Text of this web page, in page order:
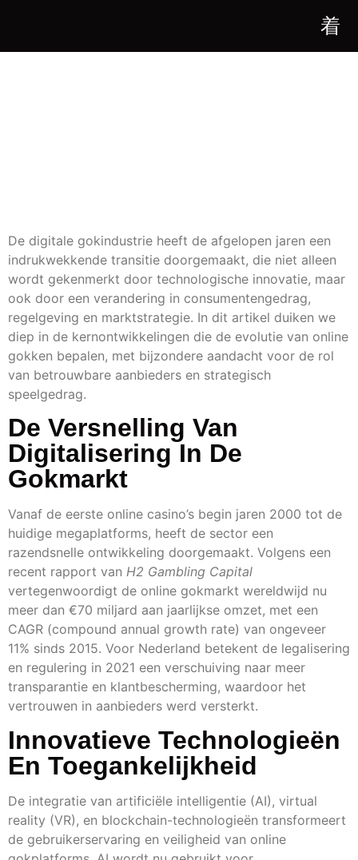
De digitale gokindustrie heeft de afgelopen jaren een
indrukwekkende transitie doorgemaakt, die niet alleen
wordt gekenmerkt door technologische innovatie, maar
ook door een verandering in consumentengedrag,
regelgeving en marktstrategie. In dit artikel duiken we
diep in de kernontwikkelingen die de evolutie van online
gokken bepalen, met bijzondere aandacht voor de rol
van betrouwbare aanbieders en strategisch
speelgedrag.
De Versnelling Van
Digitalisering In De
Gokmarkt
Vanaf de eerste online casino’s begin jaren 2000 tot de
huidige megaplatforms, heeft de sector een
razendsnelle ontwikkeling doorgemaakt. Volgens een
recent rapport van H2 Gambling Capital
vertegenwoordigt de online gokmarkt wereldwijd nu
meer dan €70 miljard aan jaarlijkse omzet, met een
CAGR (compound annual growth rate) van ongeveer
11% sinds 2015. Voor Nederland betekent de legalisering
en regulering in 2021 een verschuiving naar meer
transparantie en klantbescherming, waardoor het
vertrouwen in aanbieders werd versterkt.
Innovatieve Technologieën
En Toegankelijkheid
De integratie van artificiële intelligentie (AI), virtual
reality (VR), en blockchain-technologieën transformeert
de gebruikerservaring en veiligheid van online